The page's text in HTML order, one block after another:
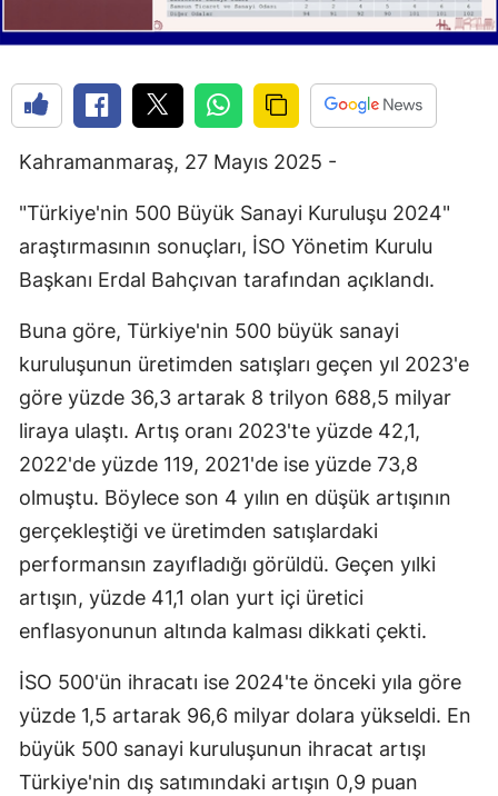
Kahramanmaraş, 27 Mayıs 2025 -
"Türkiye'nin 500 Büyük Sanayi Kuruluşu 2024"
araştırmasının sonuçları, İSO Yönetim Kurulu
Başkanı Erdal Bahçıvan tarafından açıklandı.
Buna göre, Türkiye'nin 500 büyük sanayi
kuruluşunun üretimden satışları geçen yıl 2023'e
göre yüzde 36,3 artarak 8 trilyon 688,5 milyar
liraya ulaştı. Artış oranı 2023'te yüzde 42,1,
2022'de yüzde 119, 2021'de ise yüzde 73,8
olmuştu. Böylece son 4 yılın en düşük artışının
gerçekleştiği ve üretimden satışlardaki
performansın zayıfladığı görüldü. Geçen yılki
artışın, yüzde 41,1 olan yurt içi üretici
enflasyonunun altında kalması dikkati çekti.
İSO 500'ün ihracatı ise 2024'te önceki yıla göre
yüzde 1,5 artarak 96,6 milyar dolara yükseldi. En
büyük 500 sanayi kuruluşunun ihracat artışı
Türkiye'nin dış satımındaki artışın 0,9 puan